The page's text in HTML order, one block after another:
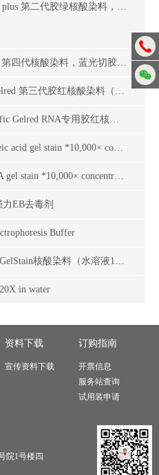
M5 HiPure Mei5Green plus 第二代胶绿核酸染料，蓝光切胶仪专用
M5 HiPure GreenGold 第四代核酸染料，蓝光切胶仪更好，紫外也可以用（觉得mf147plus不清晰就推这个）
M5 Hipure Next III Gelred 第三代胶红核酸染料（各种机型通用）
M5 HiPure RNA Specific Gelred RNA专用胶红核酸染料（紫外专用）
M5 SuperGreen I nucleic acid gel stain *10,000× concentrate in DMSO* (Electrophoresis Grade)
M5 SuperGreen II RNA gel stain *10,000× concentrate in DMSO* (Electrophoresis Grade)
力EB去毒剂
Buffer
M5 HiPure Sybr Gold GelStain核酸染料（水溶液10000x）
in water
资料下载
宣传资料下载
订购指南
开票信息
服务站查询
试用装申请
院1号楼四